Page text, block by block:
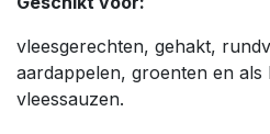
vleesgerechten, gehakt,
aardappelen, groenten en als
vleessauzen.